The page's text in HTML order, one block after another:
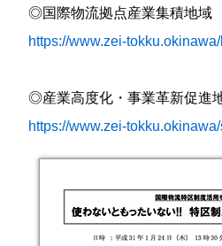
◎国際物流拠点産業集積地域
https://www.zei-
◎産業高度化・事業革新促進
https://www.zei-